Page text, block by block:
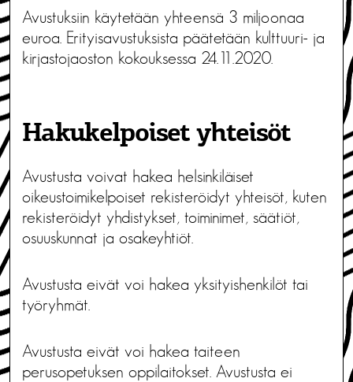
Avustuksiin käytetään yhteensä 3 miljoonaa
euroa. Erityisavustuksista päätetään kulttuuri- ja
kirjastojaoston kokouksessa 24.11.2020.
Hakukelpoiset yhteisöt
Avustusta voivat hakea helsinkiläiset
oikeustoimikelpoiset rekisteröidyt yhteisöt, kuten
rekisteröidyt yhdistykset, toiminimet, säätiöt,
osuuskunnat ja osakeyhtiöt.
Avustusta eivät voi hakea yksityishenkilöt tai
työryhmät.
Avustusta eivät voi hakea taiteen
perusopetuksen oppilaitokset. Avustusta ei